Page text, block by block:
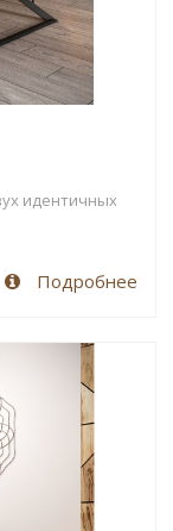
идентичных
Подробнее